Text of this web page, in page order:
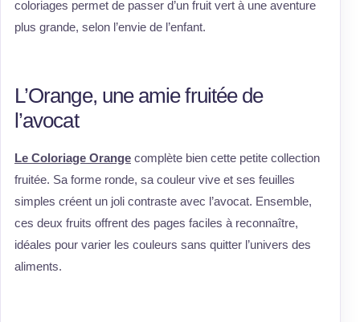
coloriages permet de passer d’un fruit vert à une aventure
plus grande, selon l’envie de l’enfant.
L’Orange, une amie fruitée de
l’avocat
Le Coloriage Orange complète bien cette petite collection
fruitée. Sa forme ronde, sa couleur vive et ses feuilles
simples créent un joli contraste avec l’avocat. Ensemble,
ces deux fruits offrent des pages faciles à reconnaître,
idéales pour varier les couleurs sans quitter l’univers des
aliments.